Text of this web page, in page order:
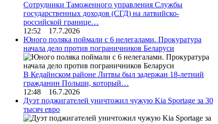
Сотрудники Таможенного управления Службы
государственных доходов (СГД) на латвийско-
российской границе…
12:52 17.7.2026
Юного поляка поймали с 6 нелегалами. Прокуратура
начала дело против пограничников Беларуси
В Кедайнском районе Литвы был задержан 18-летний
гражданин Польши, который…
12:48 16.7.2026
Дуэт поджигателей уничтожил чужую Kia Sportage за 30
тысяч евро